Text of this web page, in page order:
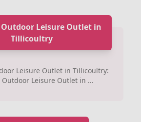
Outdoor Leisure Outlet in
Tillicoultry
Leisure Outlet in Tillicoultry:
Outdoor Leisure Outlet in ...